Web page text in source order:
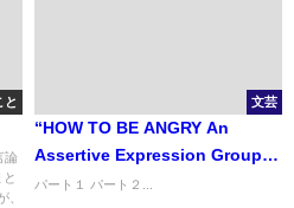
と
論
、
文芸
“HOW TO BE ANGRY An
Assertive Expression Group
Guide for Kids and Teens ”
パート１ パート２...